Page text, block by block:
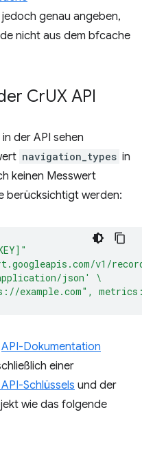
jedoch genau angeben,
nicht aus dem bfcache
CrUX API
der API sehen
navigation_types in
keinen Messwert
berücksichtigt werden:
v1/
json'
\
example.com",
API-Dokumentation
einer
Schlüssels und der
wie das folgende